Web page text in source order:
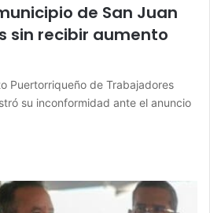
de San Juan
sin recibir aumento
Puertorriqueño de Trabajadores
su inconformidad ante el anuncio